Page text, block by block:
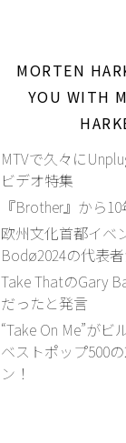
MORTEN
YOU WITH
MTVで久々に
ビデオ特集
『Brother』から10
欧州文化首都イベ
Bodø2024の代表
Take ThatのGary
だったと発言
“Take On Me”が
ベストポップ500
ン！